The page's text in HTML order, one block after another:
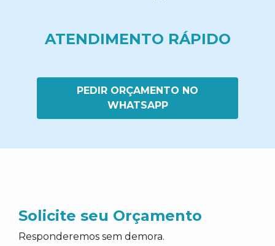
ATENDIMENTO RÁPIDO
PEDIR ORÇAMENTO NO
WHATSAPP
Solicite seu Orçamento
Responderemos sem demora.